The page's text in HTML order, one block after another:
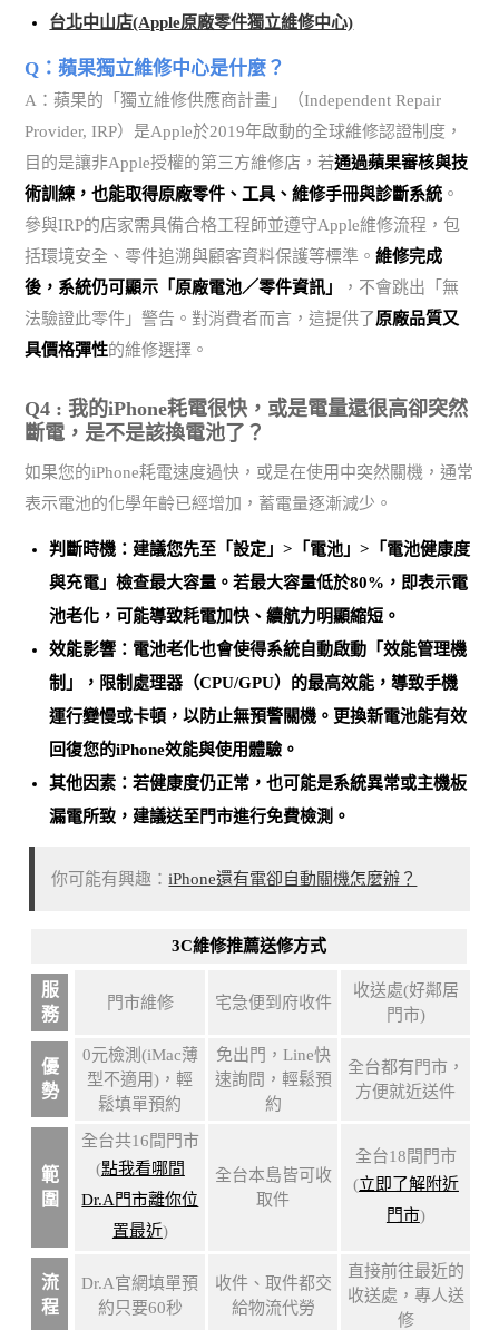
台北中山店(Apple原廠零件獨立維修中心)
Q：蘋果獨立維修中心是什麼？
A：蘋果的「獨立維修供應商計畫」（Independent Repair
Provider, IRP）是Apple於2019年啟動的全球維修認證制度，
目的是讓非Apple授權的第三方維修店，若通過蘋果審核與技
術訓練，也能取得原廠零件、工具、維修手冊與診斷系統 。
參與IRP的店家需具備合格工程師並遵守Apple維修流程，包
括環境安全、零件追溯與顧客資料保護等標準。維修完成
後，系統仍可顯示「原廠電池／零件資訊」
，不會跳出「無
法驗證此零件」警告。對消費者而言，這提供了原廠品質又
具價格彈性的維修選擇。
Q4 : 我的iPhone耗電很快，或是電量還很高卻突然
斷電，是不是該換電池了？
如果您的iPhone耗電速度過快，或是在使用中突然關機，通常
表示電池的化學年齡已經增加，蓄電量逐漸減少。
判斷時機：建議您先至「設定」>「電池」>「電池健康度
與充電」檢查最大容量。若最大容量低於80%，即表示電
池老化 ，可能導致耗電加快、續航力明顯縮短。
效能影響：電池老化也會使得系統自動啟動「效能管理機
制」，限制處理器（CPU/GPU）的最高效能，導致手機
運行變慢或卡頓，以防止無預警關機。 更換新電池能有效
回復您的iPhone效能與使用體驗 。
其他因素：若健康度仍正常，也可能是系統異常或主機板
漏電所致 ，建議送至門市進行免費檢測。
你可能有興趣：iPhone還有電卻自動關機怎麼辦？
3C維修推薦送修方式
服
務
門市維修 宅急便到府收件
收送處(好鄰居
門市)
優
勢
0元檢測(iMac薄
型不適用)，輕
鬆填單預約
免出門，Line快
速詢問，輕鬆預
約
全台都有門市，
方便就近送件
範
圍
全台共16間門市
(點我看哪間
Dr.A門市離你位
置最近)
全台本島皆可收
取件
全台18間門市
(立即了解附近
門市)
流
程
Dr.A官網填單預
約只要60秒
收件、取件都交
給物流代勞
直接前往最近的
收送處，專人送
修